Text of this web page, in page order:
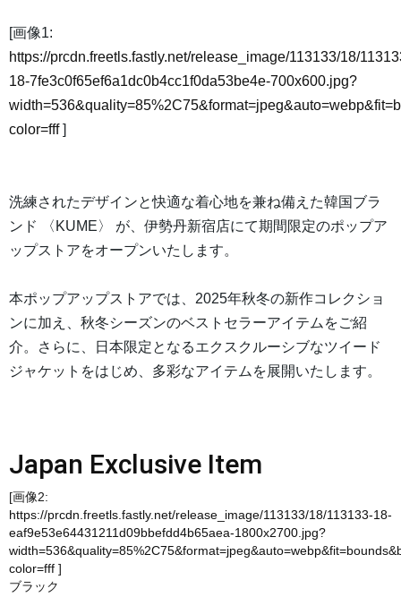
[画像1:
https://prcdn.freetls.fastly.net/release_image/113133/18/
18-7fe3c0f65ef6a1dc0b4cc1f0da53be4e-700x600.jpg?
color=fff]
洗練されたデザインと快適な着心地を兼ね備えた韓国ブラ
ンド 〈KUME〉 が、伊勢丹新宿店にて期間限定のポップア
ップストアをオープンいたします。
本ポップアップストアでは、2025年秋冬の新作コレクショ
ンに加え、秋冬シーズンのベストセラーアイテムをご紹
介。さらに、日本限定となるエクスクルーシブなツイード
ジャケットをはじめ、多彩なアイテムを展開いたします。
Japan Exclusive Item
[画像2:
https://prcdn.freetls.fastly.net/release_image/113133/18/113133-18-
eaf9e53e64431211d09bbefdd4b65aea-1800x2700.jpg?
color=fff ]
ブラック